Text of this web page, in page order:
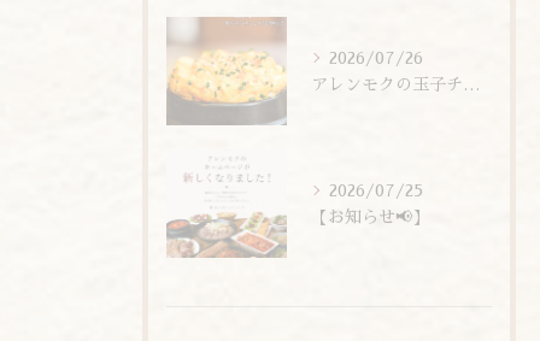
2026/07/26
2026/07/25
【お知らせ📢】